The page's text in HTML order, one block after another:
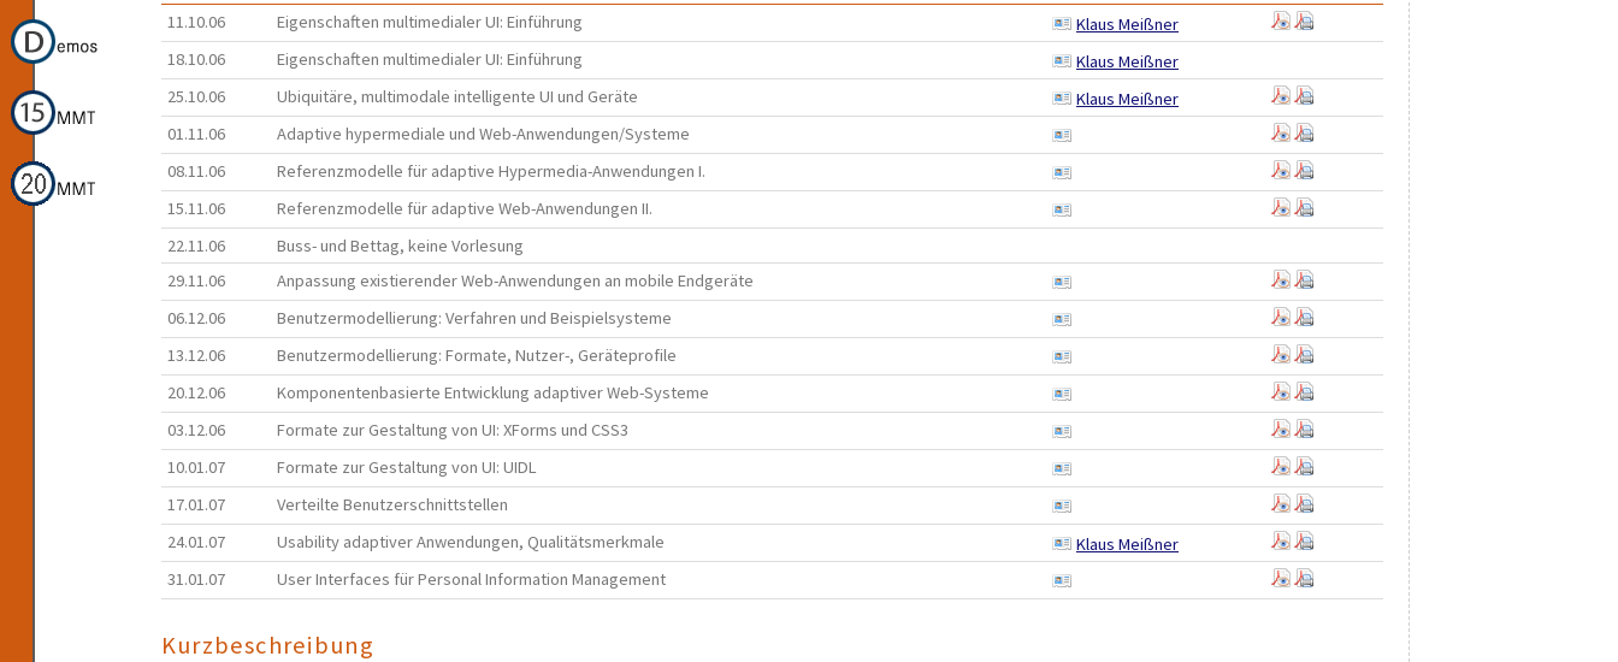
11.10.06
Eigenschaften multimedialer UI: Einführung
Klaus Meißner
18.10.06
Eigenschaften multimedialer UI: Einführung
Klaus Meißner
25.10.06
Ubiquitäre, multimodale intelligente UI und Geräte
Klaus Meißner
01.11.06
Adaptive hypermediale und Web-Anwendungen/Systeme
08.11.06
Referenzmodelle für adaptive Hypermedia-Anwendungen I.
15.11.06
Referenzmodelle für adaptive Web-Anwendungen II.
22.11.06
Buss- und Bettag, keine Vorlesung
29.11.06
Anpassung existierender Web-Anwendungen an mobile Endgeräte
06.12.06
Benutzermodellierung: Verfahren und Beispielsysteme
13.12.06
Benutzermodellierung: Formate, Nutzer-, Geräteprofile
20.12.06
Komponentenbasierte Entwicklung adaptiver Web-Systeme
03.12.06
Formate zur Gestaltung von UI: XForms und CSS3
10.01.07
Formate zur Gestaltung von UI: UIDL
17.01.07
Verteilte Benutzerschnittstellen
24.01.07
Usability adaptiver Anwendungen, Qualitätsmerkmale
Klaus Meißner
31.01.07
User Interfaces für Personal Information Management
Kurzbeschreibung